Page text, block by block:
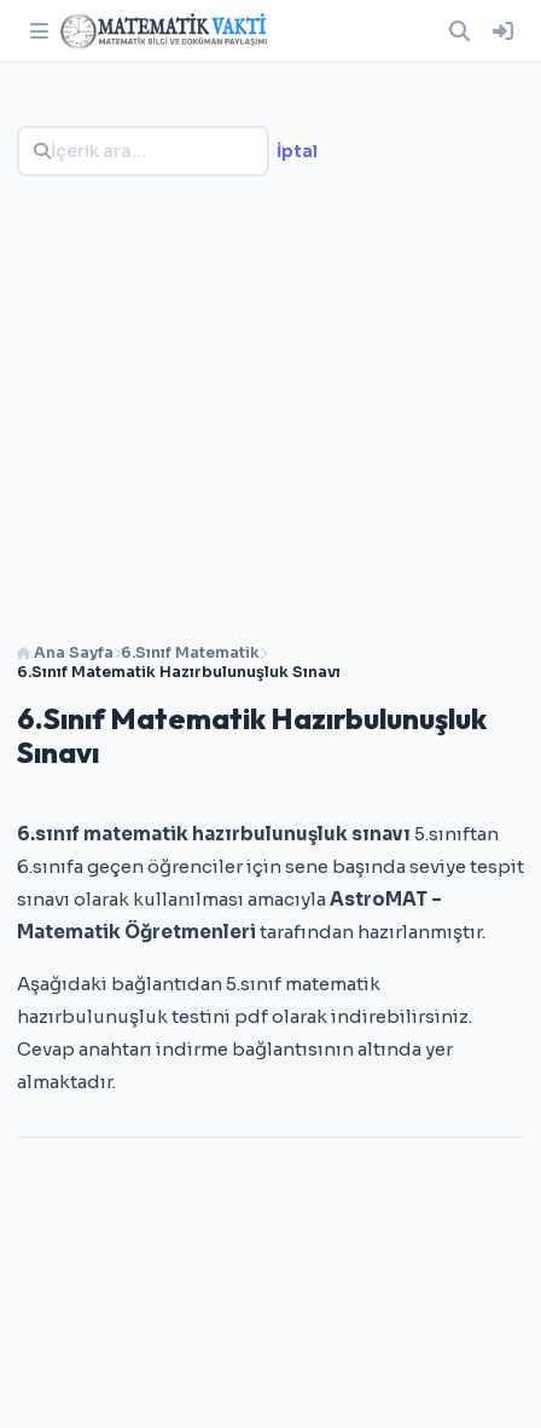
Ana Sayfa 6.Sınıf Matematik
6.Sınıf Matematik Hazırbulunuşluk Sınavı
6.Sınıf Matematik Hazırbulunuşluk
Sınavı
6.sınıf matematik hazırbulunuşluk sınavı 5.sınıftan
6.sınıfa geçen öğrenciler için sene başında seviye tespit
sınavı olarak kullanılması amacıylaAstroMAT –
Matematik Öğretmenleri tarafından hazırlanmıştır.
Aşağıdaki bağlantıdan 5.sınıf matematik
hazırbulunuşluk testini pdf olarak indirebilirsiniz.
Cevap anahtarı indirme bağlantısının altında yer
almaktadır.
İptal